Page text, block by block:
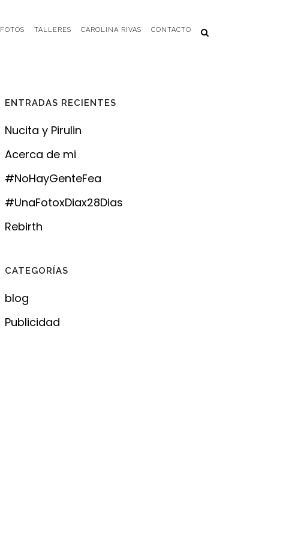
FOTOS TALLERES CAROLINA RIVAS CONTACTO
ENTRADAS RECIENTES
Nucita y Pirulin
Acerca de mi
#NoHayGenteFea
#UnaFotoxDiax28Dias
Rebirth
CATEGORÍAS
blog
Publicidad